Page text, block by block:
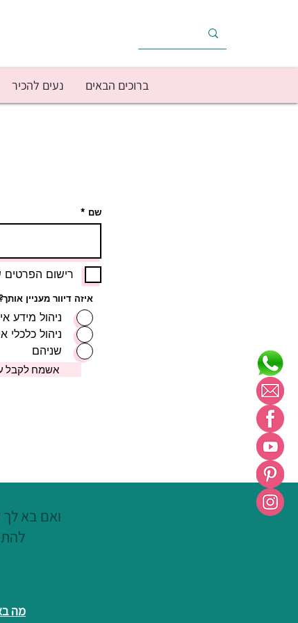
ברוכים הבאים נעים להכיר
שם
רישום הפרטים
איזה דיוור מעניין
ניהול מידע
ניהול כלכלי
שניהם
אשמח לקבל
ואם בא לך
מה